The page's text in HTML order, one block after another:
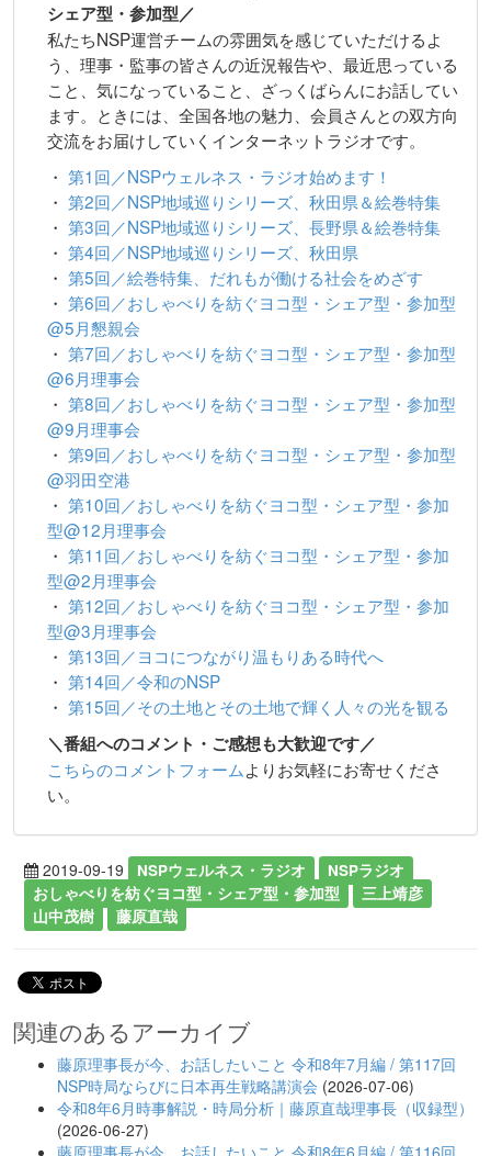
シェア型・参加型／
私たちNSP運営チームの雰囲気を感じていただけるよ
う、理事・監事の皆さんの近況報告や、最近思っている
こと、気になっていること、ざっくばらんにお話してい
ます。ときには、全国各地の魅力、会員さんとの双方向
交流をお届けしていくインターネットラジオです。
・ 第1回／NSPウェルネス・ラジオ始めます！
・ 第2回／NSP地域巡りシリーズ、秋田県＆絵巻特集
・ 第3回／NSP地域巡りシリーズ、長野県＆絵巻特集
・ 第4回／NSP地域巡りシリーズ、秋田県
・ 第5回／絵巻特集、だれもが働ける社会をめざす
・ 第6回／おしゃべりを紡ぐヨコ型・シェア型・参加型
@5月懇親会
・ 第7回／おしゃべりを紡ぐヨコ型・シェア型・参加型
@6月理事会
・ 第8回／おしゃべりを紡ぐヨコ型・シェア型・参加型
@9月理事会
・ 第9回／おしゃべりを紡ぐヨコ型・シェア型・参加型
@羽田空港
・ 第10回／おしゃべりを紡ぐヨコ型・シェア型・参加
型@12月理事会
・ 第11回／おしゃべりを紡ぐヨコ型・シェア型・参加
型@2月理事会
・ 第12回／おしゃべりを紡ぐヨコ型・シェア型・参加
型@3月理事会
・ 第13回／ヨコにつながり温もりある時代へ
・ 第14回／令和のNSP
・ 第15回／その土地とその土地で輝く人々の光を観る
＼番組へのコメント・ご感想も大歓迎です／
こちらのコメントフォームよりお気軽にお寄せくださ
い。
2019-09-19 NSPウェルネス・ラジオ
NSPラジオ
おしゃべりを紡ぐヨコ型・シェア型・参加型
三上靖彦
山中茂樹
藤原直哉
関連のあるアーカイブ
藤原理事長が今、お話したいこと 令和8年7月編 / 第117回
NSP時局ならびに日本再生戦略講演会 (2026-07-06)
令和8年6月時事解説・時局分析｜藤原直哉理事長（収録型）
(2026-06-27)
藤原理事長が今、お話したいこと 令和8年6月編 / 第116回